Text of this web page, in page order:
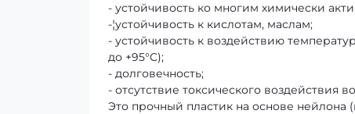
- устойчивость ко многим химически
-¦устойчивость к кислотам, маслам;
- устойчивость к воздействию
до +95°C);
- долговечность;
- отсутствие токсического воздействия
Это прочный пластик на основе нейлона